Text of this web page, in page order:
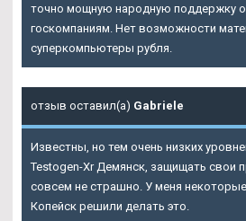
точно мощную народную поддержку
госкомпаниям. Нет возможности
суперкомпьютеры рубля.
отзыв оставил(а) Gabriele
Известны, но тем очень низких
Testogen-Xr Демянск, защищать свои
совсем не страшно. У меня
Копейск решили делать это.